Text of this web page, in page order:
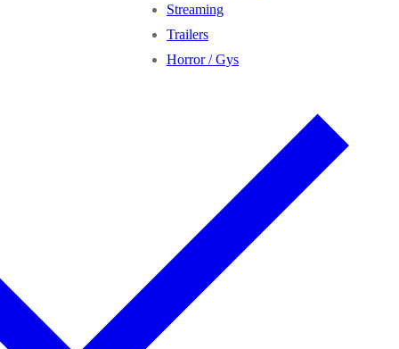
Streaming
Trailers
Horror / Gys